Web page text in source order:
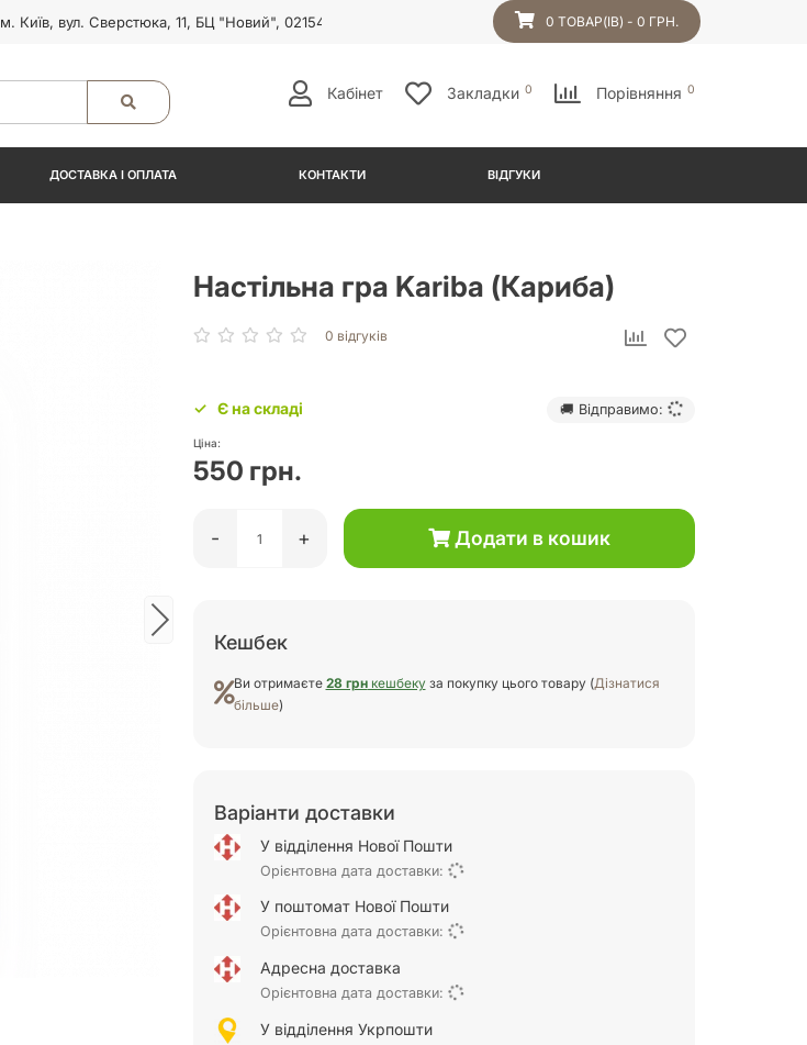
м. Київ, вул. Сверстюка, 11, БЦ "Новий", 02154 0 ТОВАР(ІВ) - 0 ГРН.
Кабінет Закладки 0 Порівняння 0
ДОСТАВКА І ОПЛАТА КОНТАКТИ ВІДГУКИ
Настільна гра Kariba (Кариба)
0 відгуків
Є на складі 🚚 Відправимо:
Ціна:
550 грн.
- + Додати в кошик
Кешбек
Ви отримаєте 28 грнкешбекуза покупку цього товару (Дізнатися
більше)
Варіанти доставки
У відділення Нової Пошти
Орієнтовна дата доставки:
У поштомат Нової Пошти
Орієнтовна дата доставки:
Адресна доставка
Орієнтовна дата доставки:
У відділення Укрпошти